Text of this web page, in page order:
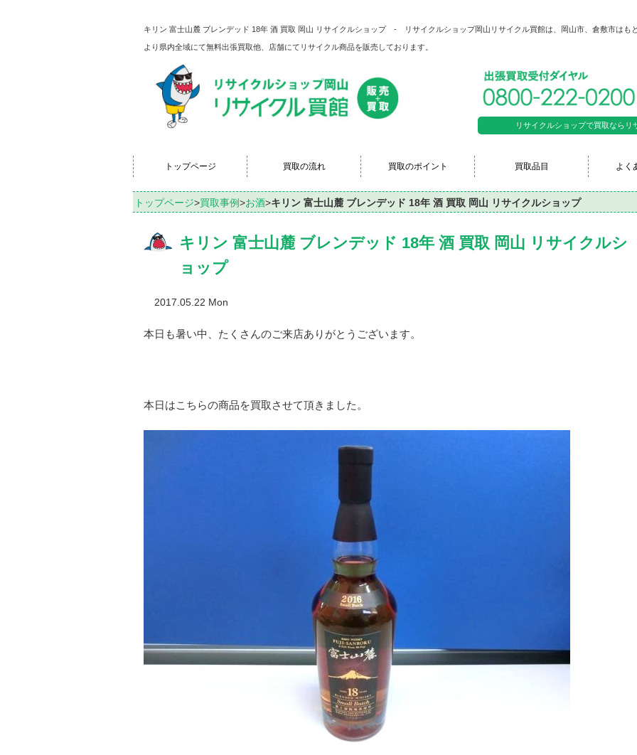
キリン 富士山麓 ブレンデッド 18年 酒 買取 岡山 リサイクルショップ - リサイクルショップ岡山リサイクル買館は、岡山市、倉敷市はも
より県内全域にて無料出張買取他、店舗にてリサイクル商品を販売しております。
リサイクルショップで買取なら
トップページ 買取の流れ 買取のポイント 買取品目 よく
トップページ>買取事例>お酒>キリン 富士山麓 ブレンデッド 18年 酒 買取 岡山 リサイクルショップ
キリン 富士山麓 ブレンデッド 18年 酒 買取 岡山 リサイクルシ
ョップ
2017.05.22 Mon
本日も暑い中、たくさんのご来店ありがとうございます。
本日はこちらの商品を買取させて頂きました。